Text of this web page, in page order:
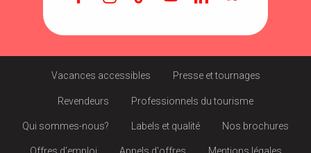
Vacances accessibles Presse et tournages
Revendeurs Professionnels du tourisme
Qui sommes-nous? Labels et qualité Nos brochures